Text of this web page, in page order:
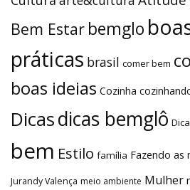
Bem Estar bemglo
práticas brasil comer bem
boas ideias Cozinha
Dicasdicas bemglô
bem Estilo família Fazendo as
Jurandy Valença meio ambiente Mulher